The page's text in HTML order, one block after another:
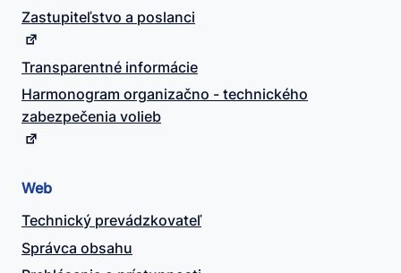
Zastupiteľstvo a poslanci
Transparentné informácie
Harmonogram organizačno - technického
zabezpečenia volieb
Web
Technický prevádzkovateľ
Správca obsahu